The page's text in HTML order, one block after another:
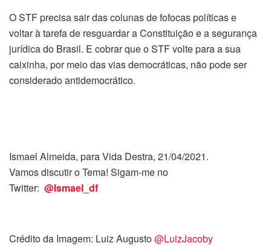
O STF precisa sair das colunas de fofocas políticas e
voltar à tarefa de resguardar a Constituição e a segurança
jurídica do Brasil. E cobrar que o STF volte para a sua
caixinha, por meio das vias democráticas, não pode ser
considerado antidemocrático.
Ismael Almeida, para Vida Destra, 21/04/2021.
Vamos discutir o Tema! Sigam-me no
Twitter: @Ismael_df
Crédito da Imagem: Luiz Augusto@LuizJacoby